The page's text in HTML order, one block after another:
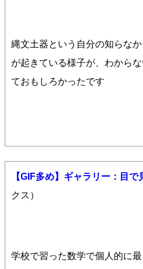
縄文土器という自分の知らな
が起きている様子が、わから
ておもしろかったです
【GIF多め】ギャラリー：目で
クス）
学校で習った数学で個人的に